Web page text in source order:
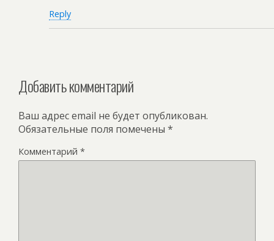
Reply
Добавить комментарий
Ваш адрес email не будет опубликован.
Обязательные поля помечены *
Комментарий *